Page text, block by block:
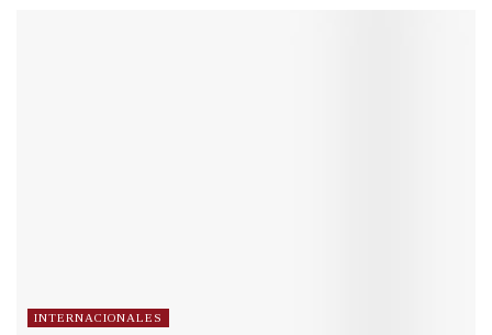
INTERNACIONALES